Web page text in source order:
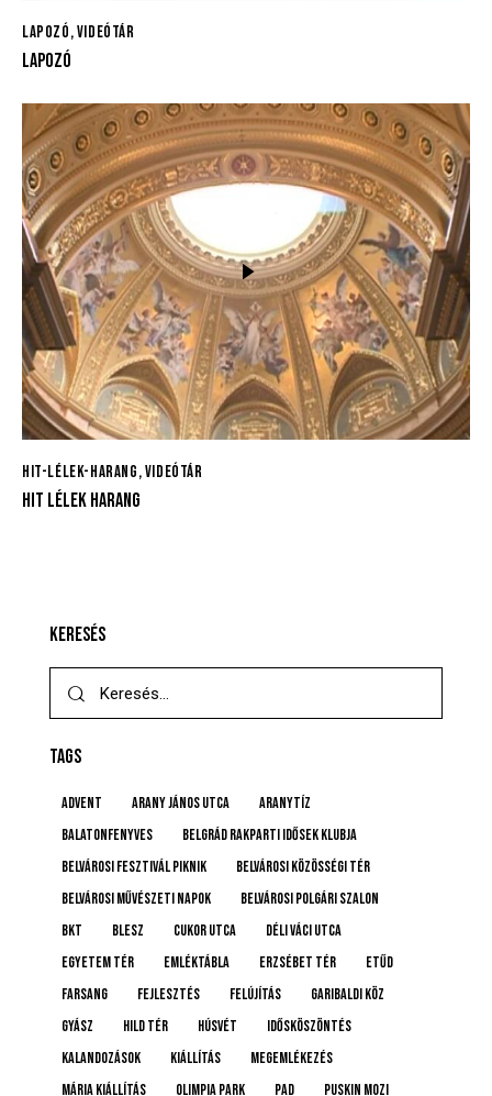
LAPOZÓ,VIDEÓTÁR
LAPOZÓ
HIT-LÉLEK-HARANG,VIDEÓTÁR
HIT LÉLEK HARANG
KERESÉS
TAGS
advent Arany János utca
Aranytíz
Balatonfenyves
Belgrád Rakparti Idősek Klubja
Belvárosi Fesztivál Piknik
Belvárosi Közösségi Tér
Belvárosi Művészeti Napok
Belvárosi Polgári Szalon
BKT
BLESZ Cukor utca
Déli Váci utca
Egyetem tér
emléktábla Erzsébet tér
etűd
farsang
fejlesztés felújítás
Garibaldi köz
gyász
Hild tér húsvét
idősköszöntés
Kalandozások
kiállítás
megemlékezés
Mária kiállítás
Olimpia Park pad Puskin mozi